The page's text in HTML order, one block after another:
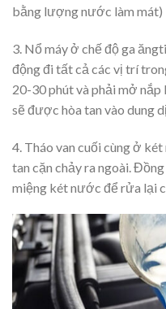
bằng lượng nước làm mát)
3. Nổ máy ở chế độ ga
động đi tất cả các vị trí
20-30 phút và phải mở
sẽ được hòa tan vào dung
4. Tháo van cuối cùng ở
tan cặn chảy ra ngoài.
miệng két nước để rửa lại